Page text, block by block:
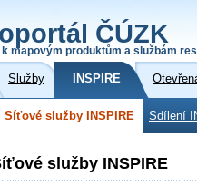
ČÚZK
mapovým produktům a službám
Služby INSPIRE
Síťové služby INSPIRE Sdílení
služby INSPIRE